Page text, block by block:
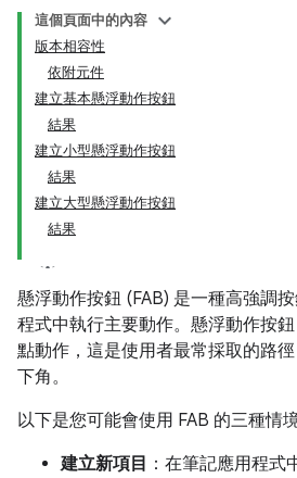
這個頁面中的內容
版本相容性
依附元件
建立基本懸浮動作按鈕
結果
建立小型懸浮動作按鈕
結果
建立大型懸浮動作按鈕
結果
懸浮動作按鈕 (FAB) 是一種高強調
程式中執行主要動作。懸浮動作按
點動作，這是使用者最常採取的路
下角。
以下是您可能會使用 FAB 的三種情
建立新項目 ：在筆記應用程式